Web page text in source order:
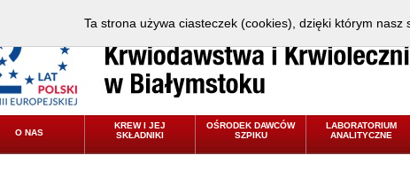
O NAS
KREW I JEJ
SKŁADNIKI
OŚRODEK DAWCÓW
SZPIKU
LABORATORIUM
ANALITYCZNE
Ta strona używa ciasteczek (cookies), dzięki którym nasz